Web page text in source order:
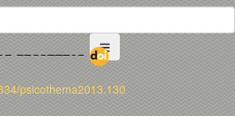
psicothema2013.130